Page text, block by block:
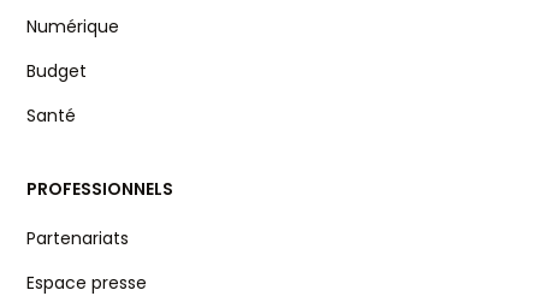
Numérique
Budget
Santé
PROFESSIONNELS
Partenariats
Espace presse